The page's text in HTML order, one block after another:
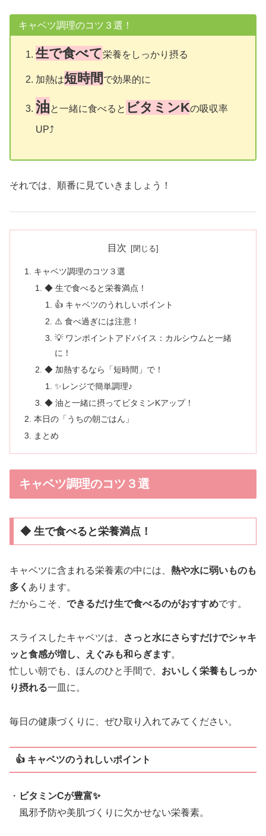
キャベツ調理のコツ３選！
生で食べて栄養をしっかり摂る
加熱は短時間 で効果的に
油と一緒に食べると ビタミンKの吸収率
UP⤴️
それでは、順番に見ていきましょう！
目次
キャベツ調理のコツ３選
◆ 生で食べると栄養満点！
👍 キャベツのうれしいポイント
⚠️ 食べ過ぎには注意！
💡 ワンポイントアドバイス：カルシウムと一緒
に！
◆ 加熱するなら「短時間」で！
✨レンジで簡単調理♪
◆ 油と一緒に摂ってビタミンKアップ！
本日の「うちの朝ごはん」
まとめ
キャベツ調理のコツ３選
◆ 生で食べると栄養満点！
キャベツに含まれる栄養素の中には、 熱や水に弱いものも
多く あります。
だからこそ、 できるだけ生で食べるのがおすすめです。
スライスしたキャベツは、
さっと水にさらすだけでシャキ
ッと食感が増し、えぐみも和らぎます。
忙しい朝でも、ほんのひと手間で、 おいしく栄養もしっか
り摂れる一皿に。
毎日の健康づくりに、ぜひ取り入れてみてください。
👍 キャベツのうれしいポイント
・ ビタミンCが豊富✨
風邪予防や美肌づくりに欠かせない栄養素。